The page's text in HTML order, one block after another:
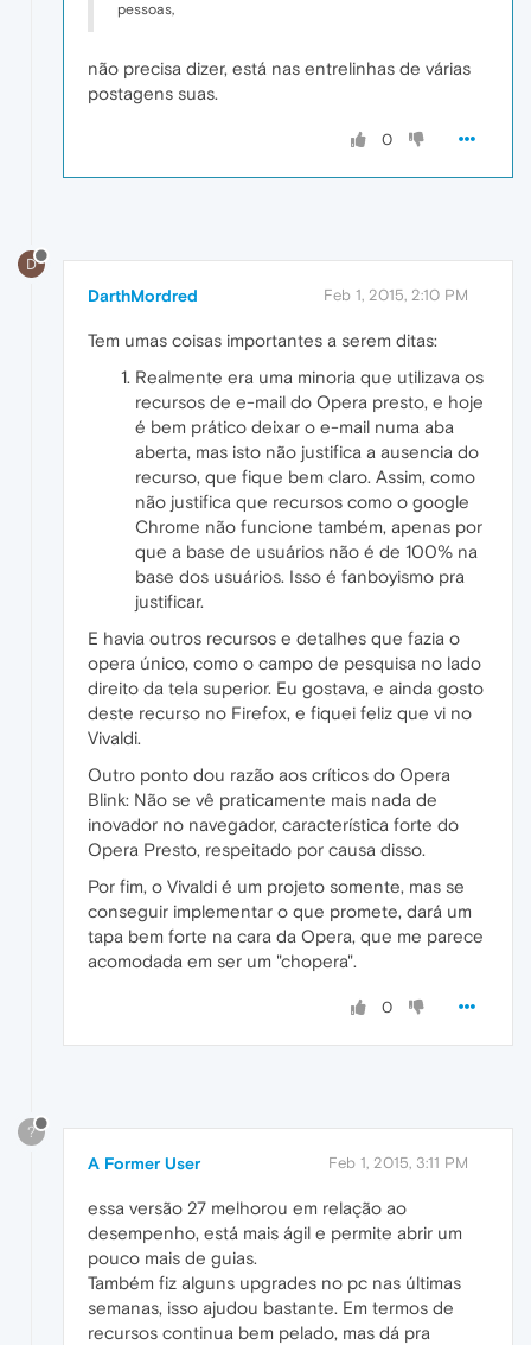
pessoas,
não precisa dizer, está nas entrelinhas de várias
postagens suas.
0
D
DarthMordred Feb 1, 2015, 2:10 PM
Tem umas coisas importantes a serem ditas:
Realmente era uma minoria que utilizava os
recursos de e-mail do Opera presto, e hoje
é bem prático deixar o e-mail numa aba
aberta, mas isto não justifica a ausencia do
recurso, que fique bem claro. Assim, como
não justifica que recursos como o google
Chrome não funcione também, apenas por
que a base de usuários não é de 100% na
base dos usuários. Isso é fanboyismo pra
justificar.
E havia outros recursos e detalhes que fazia o
opera único, como o campo de pesquisa no lado
direito da tela superior. Eu gostava, e ainda gosto
deste recurso no Firefox, e fiquei feliz que vi no
Vivaldi.
Outro ponto dou razão aos críticos do Opera
Blink: Não se vê praticamente mais nada de
inovador no navegador, característica forte do
Opera Presto, respeitado por causa disso.
Por fim, o Vivaldi é um projeto somente, mas se
conseguir implementar o que promete, dará um
tapa bem forte na cara da Opera, que me parece
acomodada em ser um "chopera".
0
?
A Former User Feb 1, 2015, 3:11 PM
essa versão 27 melhorou em relação ao
desempenho, está mais ágil e permite abrir um
pouco mais de guias.
Também fiz alguns upgrades no pc nas últimas
semanas, isso ajudou bastante. Em termos de
recursos continua bem pelado, mas dá pra